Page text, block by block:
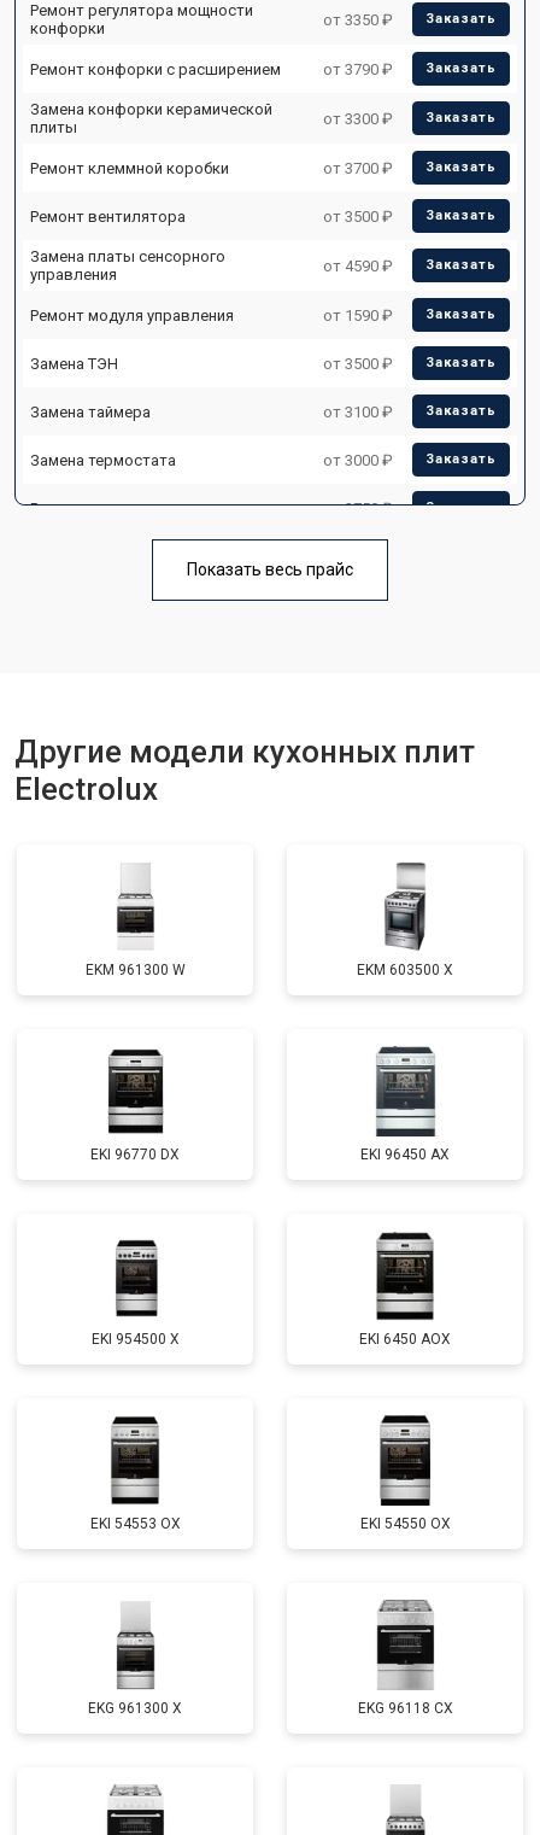
Ремонт регулятора мощности
конфорки
от 3350 ₽ Заказать
Ремонт конфорки с расширением от 3790 ₽ Заказать
Замена конфорки керамической
плиты
от 3300 ₽ Заказать
Ремонт клеммной коробки от 3700 ₽ Заказать
Ремонт вентилятора от 3500 ₽ Заказать
Замена платы сенсорного
управления
от 4590 ₽ Заказать
Ремонт модуля управления от 1590 ₽ Заказать
Замена ТЭН от 3500 ₽ Заказать
Замена таймера от 3100 ₽ Заказать
Замена термостата от 3000 ₽ Заказать
Ремонт электропроводки от 2750 ₽ Заказать
Ремонт чугунной конфорки от 2600 ₽
Показать весь прайс
Другие модели кухонных плит
Electrolux
EKM 961300 W EKM 603500 X
EKI 96770 DX EKI 96450 AX
EKI 954500 X EKI 6450 AOX
EKI 54553 OX EKI 54550 OX
EKG 961300 X EKG 96118 CX